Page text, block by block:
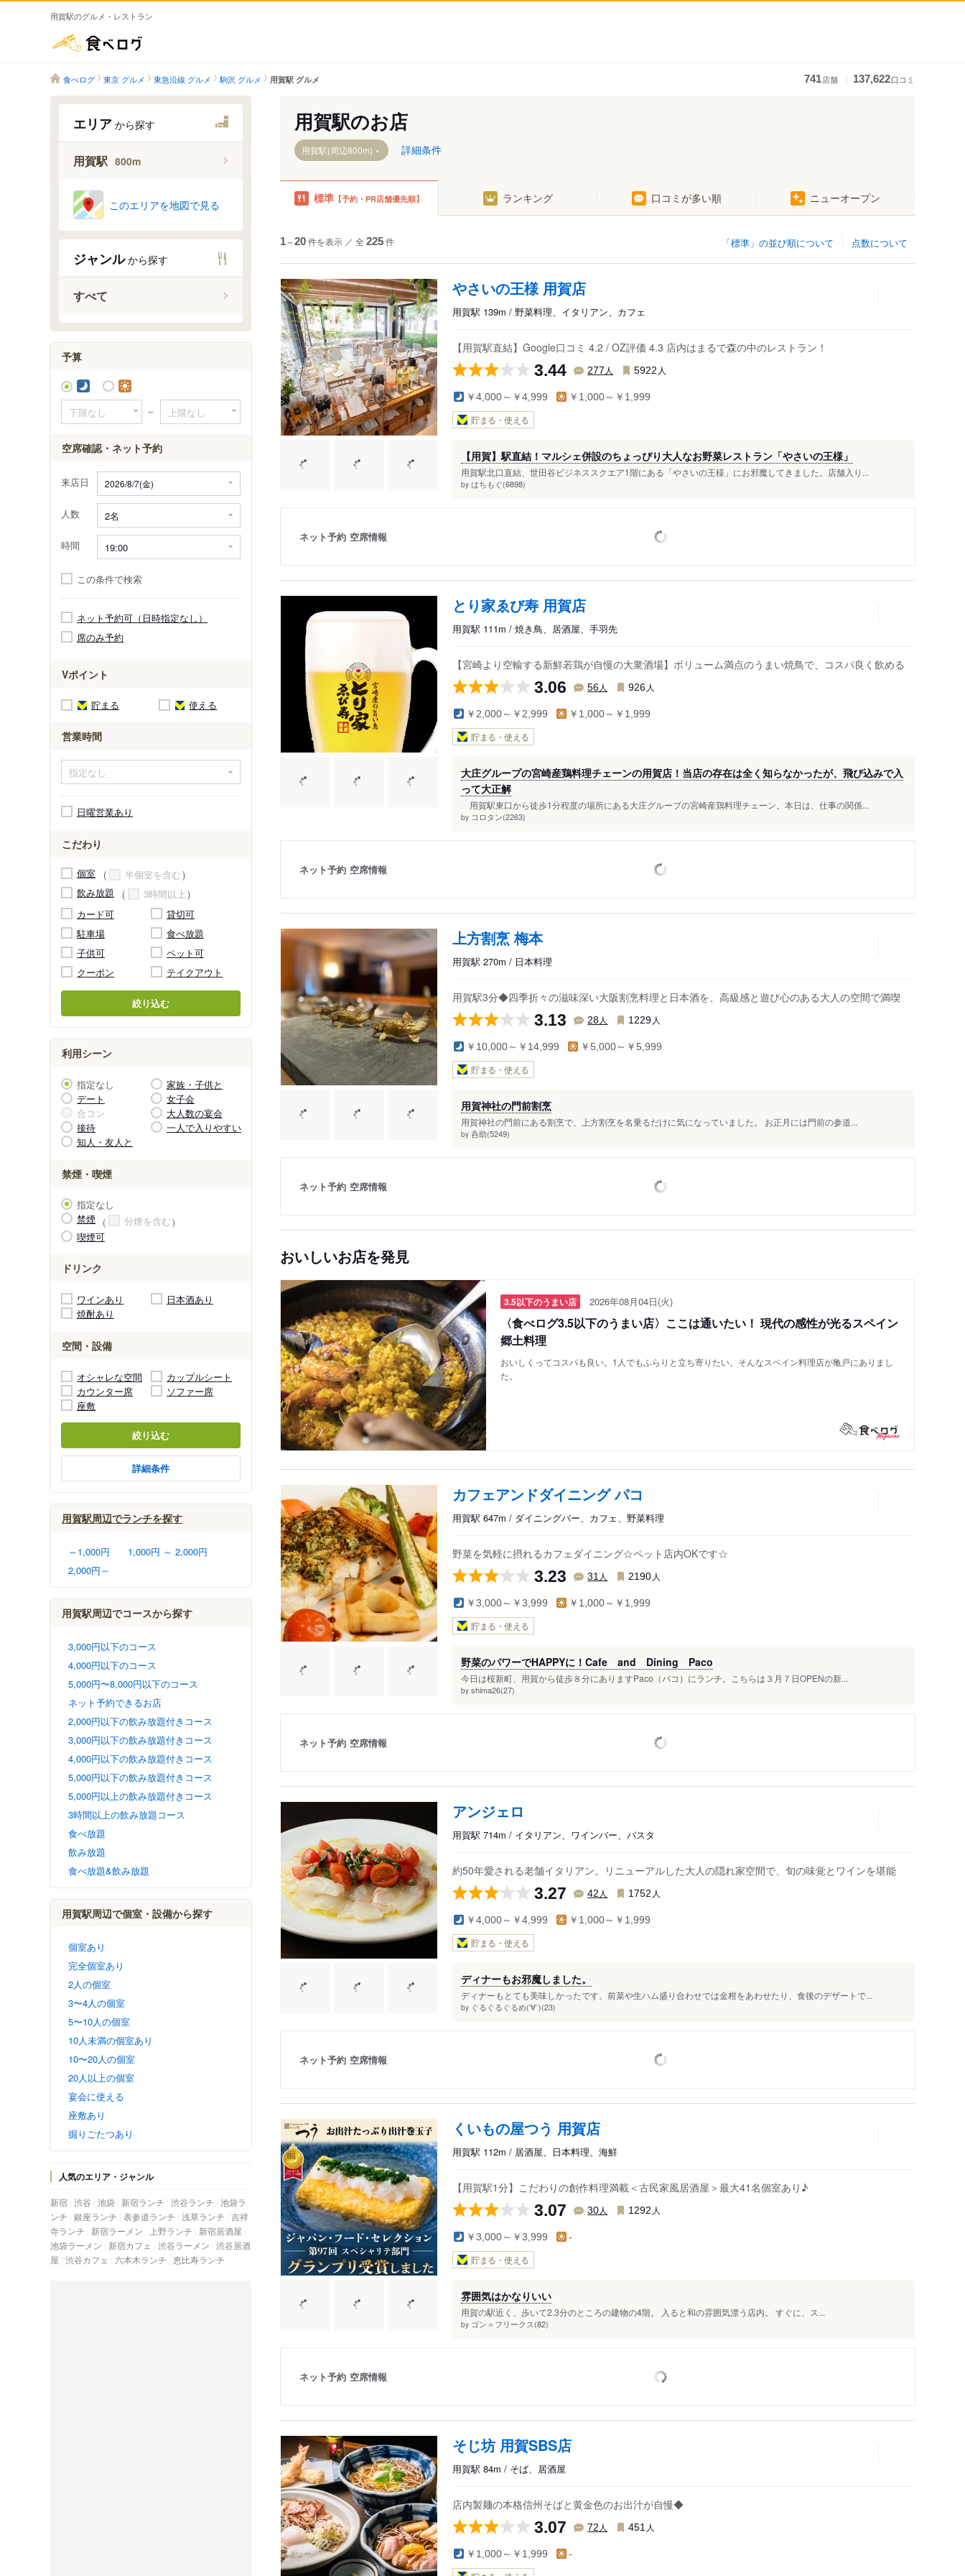
用賀駅のグルメ・レストラン
食べログ 東京 グルメ 東急沿線 グルメ 駒沢 グルメ 用賀駅 グルメ 741店舗 137,622口コミ
エリア から探す
用賀駅 800m
世田谷ビジネススクエア
このエリアを地図で見る
ジャンルから探す
すべて
予算
～
空席確認・ネット予約
来店日
人数
時間
この条件で検索
ネット予約可（日時指定なし）
席のみ予約
Vポイント
貯まる 使える
営業時間
日曜営業あり
こだわり
個室
半個室を含む
飲み放題
3時間以上
カード可
貸切可
駐車場
食べ放題
子供可
ペット可
クーポン
テイクアウト
絞り込む
利用シーン
指定なし
家族・子供と
デート
女子会
合コン
大人数の宴会
接待
一人で入りやすい
知人・友人と
禁煙・喫煙
指定なし
禁煙
分煙を含む
喫煙可
ドリンク
ワインあり
日本酒あり
焼酎あり
空間・設備
オシャレな空間
カップルシート
カウンター席
ソファー席
座敷
絞り込む
詳細条件
用賀駅周辺でランチを探す
～1,000円
1,000円 ～ 2,000円
2,000円～
用賀駅周辺でコースから探す
3,000円以下のコース
4,000円以下のコース
5,000円〜8,000円以下のコース
ネット予約できるお店
2,000円以下の飲み放題付きコース
3,000円以下の飲み放題付きコース
4,000円以下の飲み放題付きコース
5,000円以下の飲み放題付きコース
5,000円以上の飲み放題付きコース
3時間以上の飲み放題コース
食べ放題
飲み放題
食べ放題&飲み放題
用賀駅周辺で個室・設備から探す
個室あり
完全個室あり
2人の個室
3〜4人の個室
5〜10人の個室
10人未満の個室あり
10〜20人の個室
20人以上の個室
宴会に使える
座敷あり
掘りごたつあり
人気のエリア・ジャンル
新宿 渋谷 池袋 新宿ランチ 渋谷ランチ 池袋ラ
ンチ 銀座ランチ 表参道ランチ 浅草ランチ 吉祥
寺ランチ
新宿ラーメン 上野ランチ
新宿居酒屋
池袋ラーメン
新宿カフェ 渋谷ラーメン 渋谷居酒
屋 渋谷カフェ 六本木ランチ 恵比寿ランチ
用賀駅のお店
用賀駅(周辺800m) 詳細条件
標準 【予約・PR店舗優先順】 ランキング 口コミが多い順 ニューオープン
点数について
「標準」の並び順について
1～20件を表示 ／ 全 225件
やさいの王様 用賀店
用賀駅 139m / 野菜料理、イタリアン、カフェ
【用賀駅直結】Google口コミ 4.2 / OZ評価 4.3 店内はまるで森の中のレストラン！
3.44 277 人 5922 人
￥4,000～￥4,999 ￥1,000～￥1,999
貯まる・使える
【用賀】駅直結！マルシェ併設のちょっぴり大人なお野菜レストラン「やさいの王様」
用賀駅北口直結、世田谷ビジネススクエア1階にある「やさいの王様」にお邪魔してきました。店舗入り...
by はちもぐ(6898)
ネット予約 空席情報
とり家ゑび寿 用賀店
用賀駅 111m / 焼き鳥、居酒屋、手羽先
【宮崎より空輸する新鮮若鶏が自慢の大衆酒場】ボリューム満点のうまい焼鳥で、コスパ良く飲める
3.06 56人 926 人
￥2,000～￥2,999 ￥1,000～￥1,999
貯まる・使える
大庄グループの宮崎産鶏料理チェーンの用賀店！当店の存在は全く知らなかったが、飛び込みで入
って大正解
用賀駅東口から徒歩1分程度の場所にある大庄グループの宮崎産鶏料理チェーン。本日は、仕事の関係...
by コロタン(2263)
ネット予約 空席情報
上方割烹 梅本
用賀駅 270m / 日本料理
用賀駅3分◆四季折々の滋味深い大阪割烹料理と日本酒を、高級感と遊び心のある大人の空間で満喫
3.13 28人 1229 人
￥10,000～￥14,999 ￥5,000～￥5,999
貯まる・使える
用賀神社の門前割烹
用賀神社の門前にある割烹で、上方割烹を名乗るだけに気になっていました。 お正月には門前の参道...
by 呑助(5249)
ネット予約 空席情報
おいしいお店を発見
3.5以下のうまい店 2026年08月04日(火)
〈食べログ3.5以下のうまい店〉ここは通いたい！ 現代の感性が光るスペイン
郷土料理
おいしくってコスパも良い。1人でもふらりと立ち寄りたい。そんなスペイン料理店が亀戸にありまし
た。
カフェアンドダイニング パコ
用賀駅 647m / ダイニングバー、カフェ、野菜料理
野菜を気軽に摂れるカフェダイニング☆ペット店内OKです☆
3.23 31 人 2190 人
￥3,000～￥3,999 ￥1,000～￥1,999
貯まる・使える
野菜のパワーでHAPPYに！Cafe and Dining Paco
今日は桜新町、用賀から徒歩８分にありますPaco（パコ）にランチ。こちらは３月７日OPENの新...
by shima26(27)
ネット予約 空席情報
アンジェロ
用賀駅 714m / イタリアン、ワインバー、パスタ
約50年愛される老舗イタリアン。リニューアルした大人の隠れ家空間で、旬の味覚とワインを堪能
3.27 42 人 1752 人
￥4,000～￥4,999 ￥1,000～￥1,999
貯まる・使える
ディナーもお邪魔しました。
ディナーもとても美味しかったです。前菜や生ハム盛り合わせでは金柑をあわせたり、食後のデザートで...
by ぐるぐるぐるめ('∀`)(23)
ネット予約 空席情報
くいもの屋つう 用賀店
用賀駅 112m / 居酒屋、日本料理、海鮮
【用賀駅1分】こだわりの創作料理満載＜古民家風居酒屋＞最大41名個室あり♪
3.07 30人 1292 人
￥3,000～￥3,999 -
貯まる・使える
雰囲気はかなりいい
用賀の駅近く、歩いて2.3分のところの建物の4階。 入ると和の雰囲気漂う店内。 すぐに、ス...
by ゴン＝フリークス(82)
ネット予約 空席情報
そじ坊 用賀SBS店
用賀駅 84m / そば、居酒屋
店内製麺の本格信州そばと黄金色のお出汁が自慢◆
3.07 72 人 451 人
￥1,000～￥1,999 -